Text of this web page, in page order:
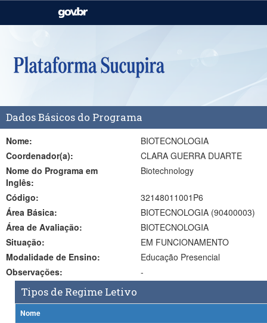
Casa Civil
Pecuária e Abastecimento
Dados Básicos do Programa
Nome:
BIOTECNOLOGIA
Coordenador(a):
CLARA GUERRA DUARTE
Nome do Programa em
Inglês:
Biotechnology
Código:
32148011001P6
Área Básica:
BIOTECNOLOGIA (90400003)
Área de Avaliação:
BIOTECNOLOGIA
Situação:
EM FUNCIONAMENTO
Modalidade de Ensino:
Educação Presencial
Observações:
-
Tipos de Regime Letivo
Nome